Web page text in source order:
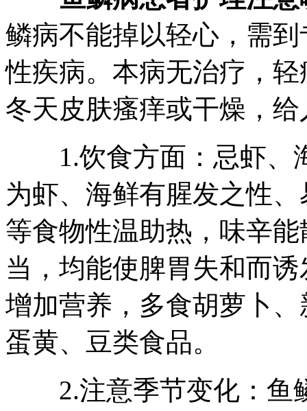
鳞病不能掉以轻心，需
性疾病。本病无治疗，
冬天皮肤瘙痒或干燥，
1.饮食方面：忌虾、
为虾、海鲜有腥发之性
等食物性温助热，味辛
当，均能使脾胃失和而
增加营养，多食胡萝卜
蛋黄、豆类食品。
2.注意季节变化：鱼